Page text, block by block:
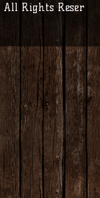
All Rights Reser